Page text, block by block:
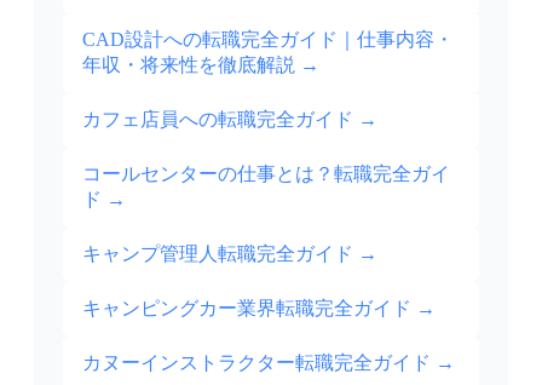
CAD設計への転職完全ガイド｜仕事内容・
年収・将来性を徹底解説 →
カフェ店員への転職完全ガイド →
コールセンターの仕事とは？転職完全ガイ
ド →
キャンプ管理人転職完全ガイド →
キャンピングカー業界転職完全ガイド →
カヌーインストラクター転職完全ガイド →